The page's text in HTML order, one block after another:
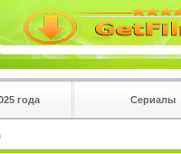
года Сериалы
плеере
сперва